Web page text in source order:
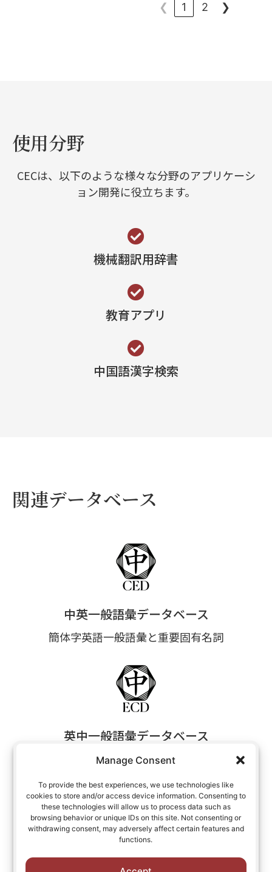
Manage Consent
To provide the best experiences, we use technologies like
cookies to store and/or access device information. Consenting to
these technologies will allow us to process data such as
browsing behavior or unique IDs on this site. Not consenting or
withdrawing consent, may adversely affect certain features and
functions.
❮ 1 2 ❯
使用分野
CECは、以下のような様々な分野のアプリケーシ
ョン開発に役立ちます。
機械翻訳用辞書
教育アプリ
中国語漢字検索
関連データベース
中英一般語彙データベース
簡体字英語一般語彙と重要固有名詞
英中一般語彙データベース
英語簡体字一般語彙と重要固有名詞
中国語語彙データベース